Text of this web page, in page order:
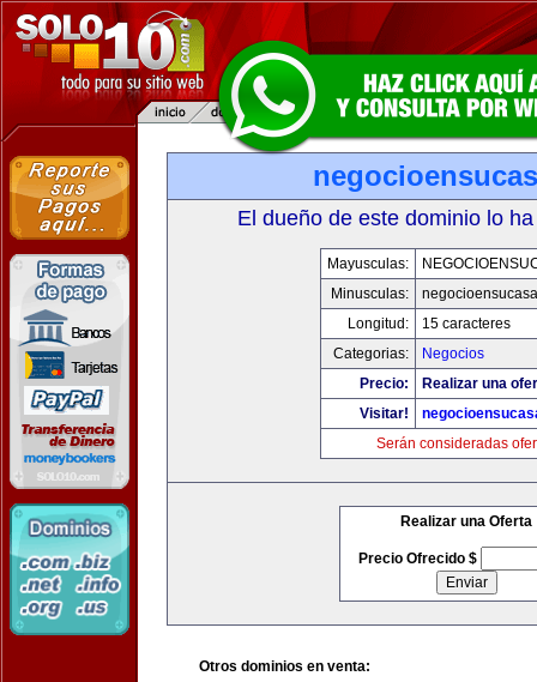
El dueño de este dominio lo
Mayusculas:
Minusculas:
Longitud:
15 caracteres
Categorias:
Negocios
Precio:
Realizar una
Visitar!
Serán consideradas
Realizar una Oferta
Precio Ofrecido $
Otros dominios en venta: